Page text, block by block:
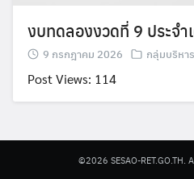
งบทดลองงวดที่ 9 ประจ
9 กรกฎาคม 2026 กลุ่มบริหา
Post Views: 114
©2026 SESAO-RET.GO.TH.